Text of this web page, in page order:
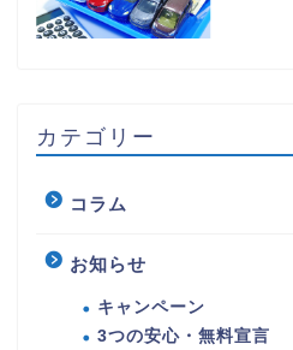
カテゴリー
コラム
お知らせ
キャンペーン
3つの安心・無料宣言